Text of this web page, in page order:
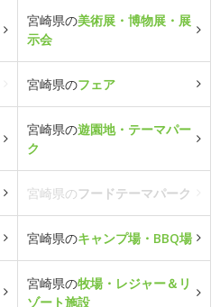
宮崎県の美術展・博物展・展
示会
宮崎県のフェア
宮崎県の遊園地・テーマパー
ク
宮崎県のフードテーマパーク
宮崎県のキャンプ場・BBQ場
宮崎県の牧場・レジャー＆リ
ゾート施設